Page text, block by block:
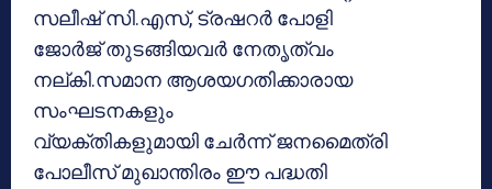
സലീഷ് സി.എസ്, ട്രഷറര്‍ പോളി
ജോര്‍ജ് തുടങ്ങിയവര്‍ നേതൃത്വം
നല്കി.സമാന ആശയഗതിക്കാരായ
സംഘടനകളും
വ്യക്തികളുമായി ചേര്‍ന്ന് ജനമൈത്രി
പോലീസ് മുഖാന്തിരം ഈ പദ്ധതി